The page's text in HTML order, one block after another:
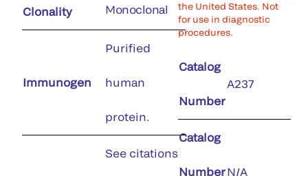
Clonality Monoclonal
Immunogen
Purified
human
protein.
See citations
the United States. Not
for use in diagnostic
procedures.
Catalog
Number
A237
Catalog
NumberN/A